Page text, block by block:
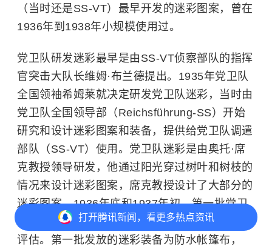
（当时还是SS-VT）最早开发的迷彩图案，曾在
1936年到1938年小规模使用过。
党卫队研发迷彩最早是由SS-VT侦察部队的指挥
官突击大队长维姆·布兰德提出。1935年党卫队
全国领袖希姆莱就决定研发党卫队迷彩，当时由
党卫队全国领导部（Reichsführung-SS）开始
研究和设计迷彩图案和装备，提供给党卫队调遣
部队（SS-VT）使用。党卫队迷彩是由奥托·席
克教授领导研发，他通过阳光穿过树叶和树枝的
情况来设计迷彩图案，席克教授设计了大部分的
迷彩图案。1936年底和1937年初，第一批党卫
队迷彩服开始发放给党卫队人员进行实地测试和
评估。第一批发放的迷彩装备为防水帐篷布，
打开腾讯新闻，看更多热点资讯